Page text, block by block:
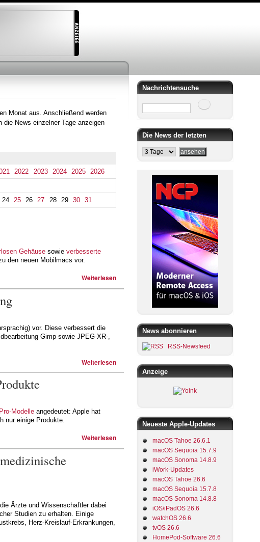
Monat aus. Anschließend werden
News einzelner Tage anzeigen
2022 2023 2024 2025
2026
24 25 26 27 28 29 30 31
Gehäuse sowie verbesserte
den neuen Mobilmacs vor.
Weiterlesen
vor. Diese verbessert die
Gimp sowie JPEG-XR-,
Weiterlesen
Modelle angedeutet: Apple hat
nur einige Produkte.
Weiterlesen
Ärzte und Wissenschaftler dabei
Studien zu erhalten. Einige
Herz-Kreislauf-Erkrankungen,
Nachrichtensuche
Suche
Die News der letzten
News abonnieren
RSS-Newsfeed
Anzeige
Neueste Apple-Updates
macOS Tahoe 26.6.1
macOS Sequoia 15.7.9
macOS Sonoma 14.8.9
iWork-Updates
macOS Tahoe 26.6
macOS Sequoia 15.7.8
macOS Sonoma 14.8.8
iOS/iPadOS 26.6
watchOS 26.6
tvOS 26.6
HomePod-Software 26.6